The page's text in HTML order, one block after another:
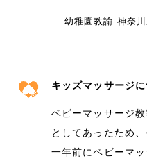
幼稚園教諭 神奈
キッズマッサージ
ベビーマッサージ
としてあったため
一年前にベビーマ